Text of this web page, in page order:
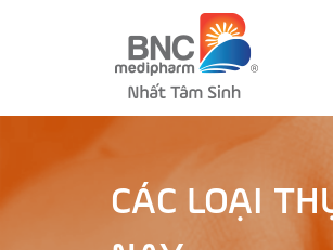
CÁC LOẠI